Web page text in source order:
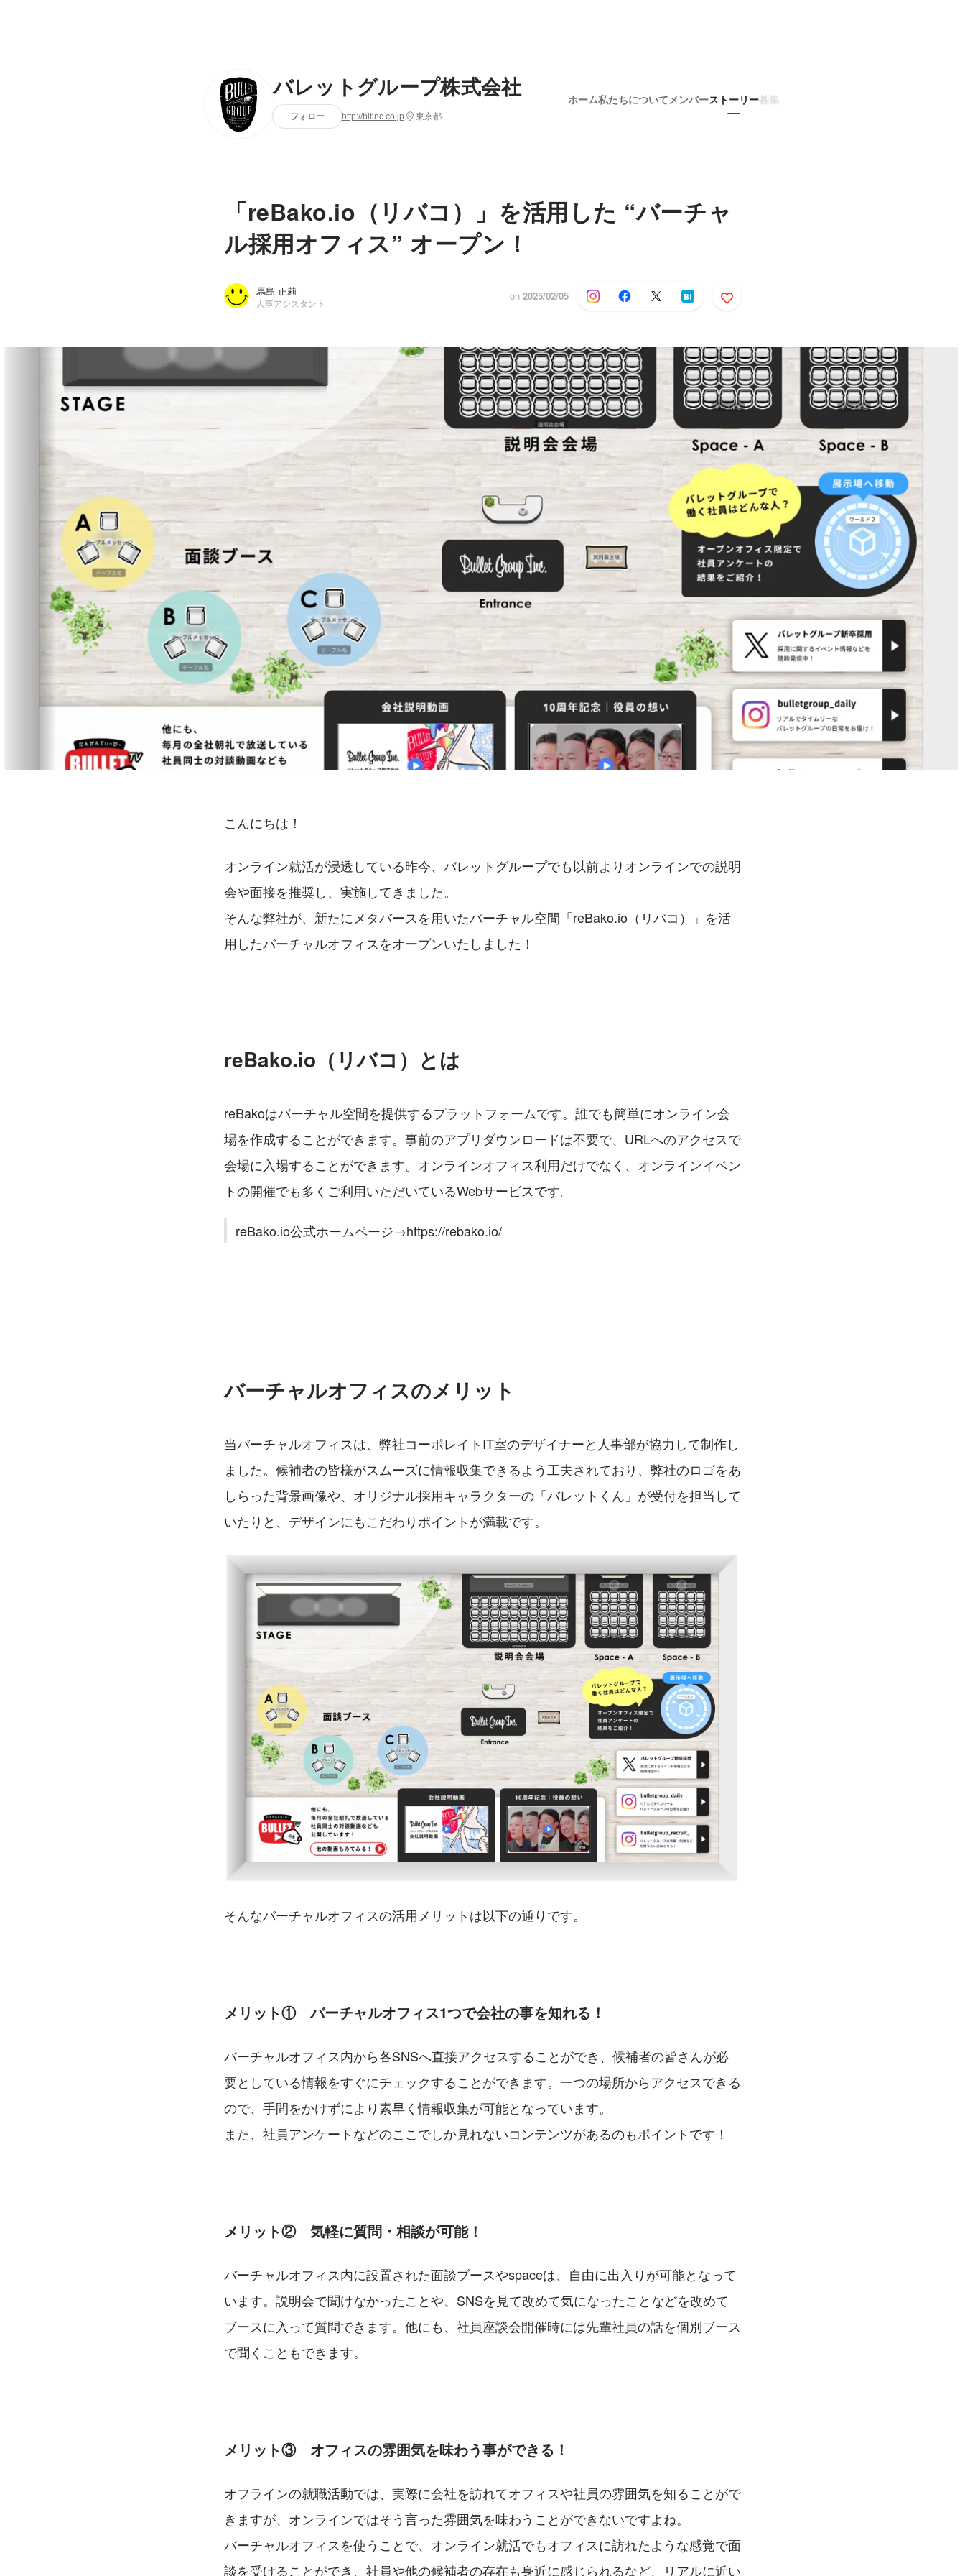
バレットグループ株式会社
フォロー http://bltinc.co.jp 東京都
ホーム私たちについて メンバーストーリー募集
「reBako.io（リバコ）」を活用した “バーチャ
ル採用オフィス” オープン！
馬島 正莉
人事アシスタント
on 2025/02/05
こんにちは！
オンライン就活が浸透している昨今、バレットグループでも以前よりオンラインでの説明
会や面接を推奨し、実施してきました。
そんな弊社が、新たにメタバースを用いたバーチャル空間「reBako.io（リバコ）」を活
用したバーチャルオフィスをオープンいたしました！
reBako.io（リバコ）とは
reBakoはバーチャル空間を提供するプラットフォームです。誰でも簡単にオンライン会
場を作成することができます。事前のアプリダウンロードは不要で、URLへのアクセスで
会場に入場することができます。オンラインオフィス利用だけでなく、オンラインイベン
トの開催でも多くご利用いただいているWebサービスです。
reBako.io公式ホームページ→https://rebako.io/
バーチャルオフィスのメリット
当バーチャルオフィスは、弊社コーポレイトIT室のデザイナーと人事部が協力して制作し
ました。候補者の皆様がスムーズに情報収集できるよう工夫されており、弊社のロゴをあ
しらった背景画像や、オリジナル採用キャラクターの「バレットくん」が受付を担当して
いたりと、デザインにもこだわりポイントが満載です。
そんなバーチャルオフィスの活用メリットは以下の通りです。
メリット①　バーチャルオフィス1つで会社の事を知れる！
バーチャルオフィス内から各SNSへ直接アクセスすることができ、候補者の皆さんが必
要としている情報をすぐにチェックすることができます。一つの場所からアクセスできる
ので、手間をかけずにより素早く情報収集が可能となっています。
また、社員アンケートなどのここでしか見れないコンテンツがあるのもポイントです！
メリット②　気軽に質問・相談が可能！
バーチャルオフィス内に設置された面談ブースやspaceは、自由に出入りが可能となって
います。説明会で聞けなかったことや、SNSを見て改めて気になったことなどを改めて
ブースに入って質問できます。他にも、社員座談会開催時には先輩社員の話を個別ブース
で聞くこともできます。
メリット③　オフィスの雰囲気を味わう事ができる！
オフラインの就職活動では、実際に会社を訪れてオフィスや社員の雰囲気を知ることがで
きますが、オンラインではそう言った雰囲気を味わうことができないですよね。
バーチャルオフィスを使うことで、オンライン就活でもオフィスに訪れたような感覚で面
談を受けることができ、社員や他の候補者の存在も身近に感じられるなど、リアルに近い
馬島 正莉
バレットグループ株式会社 / 人事アシスタント